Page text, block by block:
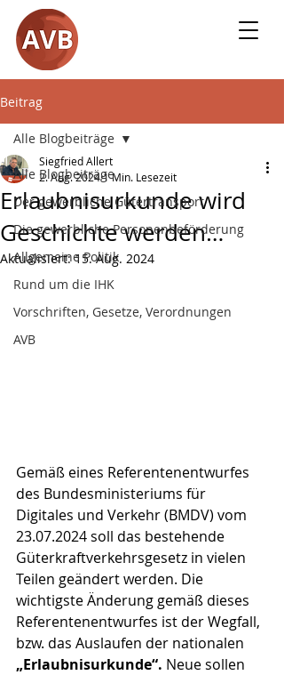
Beitrag
Alle Blogbeiträge
Der gewerbliche Gütertransport
Die gewerbliche Personenbeförderung
Allgemeine Politik
Rund um die IHK
Vorschriften, Gesetze, Verordnungen
AVB
Alle Blogbeiträge
Erlaubnisurkunde wird
Geschichte werden…
Siegfried Allert
2. Aug. 20241 Min. Lesezeit
Aktualisiert:15. Aug. 2024
Gemäß eines Referentenentwurfes
des Bundesministeriums für
Digitales und Verkehr (BMDV) vom
23.07.2024 soll das bestehende
Güterkraftverkehrsgesetz in vielen
Teilen geändert werden. Die
wichtigste Änderung gemäß dieses
Referentenentwurfes ist der Wegfall,
bzw. das Auslaufen der nationalen
„Erlaubnisurkunde“. Neue sollen